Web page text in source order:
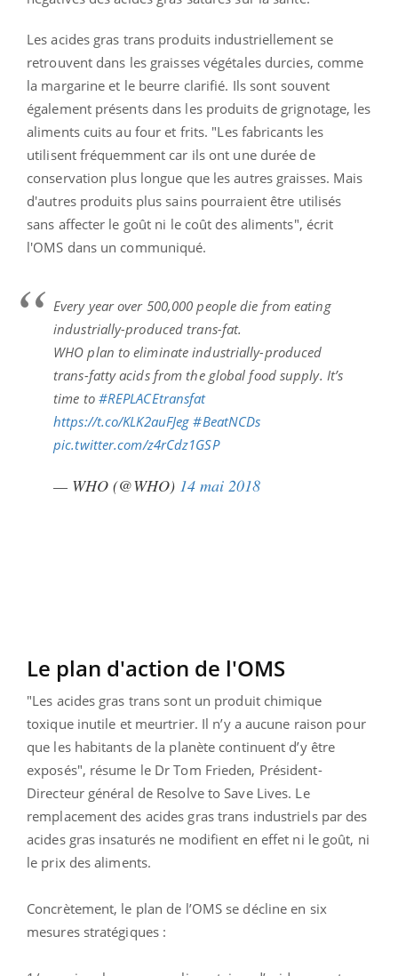
Les acides gras trans produits industriellement se
retrouvent dans les graisses végétales durcies, comme
la margarine et le beurre clarifié. Ils sont souvent
également présents dans les produits de grignotage, les
aliments cuits au four et frits. "Les fabricants les
utilisent fréquemment car ils ont une durée de
conservation plus longue que les autres graisses. Mais
d'autres produits plus sains pourraient être utilisés
sans affecter le goût ni le coût des aliments", écrit
l'OMS dans un communiqué.
Every year over 500,000 people die from eating
industrially-produced trans-fat.
WHO plan to eliminate industrially-produced
trans-fatty acids from the global food supply. It’s
time to #REPLACEtransfat
https://t.co/KLK2auFJeg #BeatNCDs
pic.twitter.com/z4rCdz1GSP
— WHO (@WHO) 14 mai 2018
Le plan d'action de l'OMS
"Les acides gras trans sont un produit chimique
toxique inutile et meurtrier. Il n’y a aucune raison pour
que les habitants de la planète continuent d’y être
exposés", résume le Dr Tom Frieden, Président-
Directeur général de Resolve to Save Lives. Le
remplacement des acides gras trans industriels par des
acides gras insaturés ne modifient en effet ni le goût, ni
le prix des aliments.
Concrètement, le plan de l’OMS se décline en six
mesures stratégiques :